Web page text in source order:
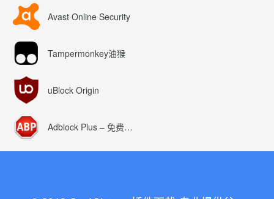
Avast Online Security
Tampermonkey油猴
uBlock Origin
Adblock Plus – 免费的广告拦截器